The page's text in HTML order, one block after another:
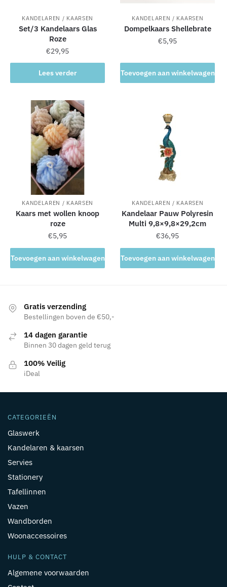
KANDELAREN / KAARSEN
Set/3 Kandelaars Glas
Roze
€29,95
Lees verder
KANDELAREN / KAARSEN
Dompelkaars Shellebrate
€5,95
Toevoegen aan winkelwagen
KANDELAREN / KAARSEN
Kaars met wollen knoop
roze
€5,95
Toevoegen aan winkelwagen
KANDELAREN / KAARSEN
Kandelaar Pauw Polyresin
Multi 9,8×9,8×29,2cm
€36,95
Toevoegen aan winkelwagen
Gratis verzending
Bestellingen boven de €50,-
14 dagen garantie
Binnen 30 dagen geld terug
100% Veilig
iDeal
CATEGORIEËN
Glaswerk
Kandelaren & kaarsen
Servies
Stationery
Tafellinnen
Vazen
Wandborden
Woonaccessoires
HULP & CONTACT
Algemene voorwaarden